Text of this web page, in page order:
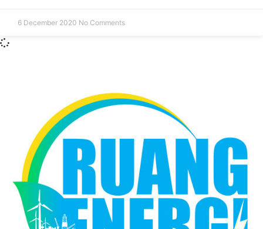
6 December 2020 No Comments